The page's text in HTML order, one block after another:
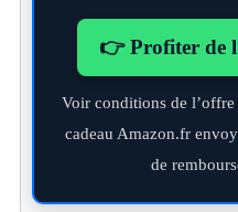
👉 Profiter de
Voir conditions de
cadeau Amazon.fr
de